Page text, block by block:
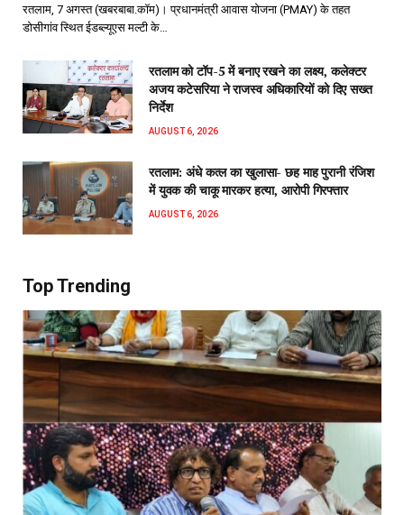
रतलाम, 7 अगस्त (खबरबाबा.कॉम)। प्रधानमंत्री आवास योजना (PMAY) के तहत
डोसीगांव स्थित ईडब्ल्यूएस मल्टी के…
रतलाम को टॉप-5 में बनाए रखने का लक्ष्य, कलेक्टर
अजय कटेसरिया ने राजस्व अधिकारियों को दिए सख्त
निर्देश
AUGUST 6, 2026
रतलाम: अंधे कत्ल का खुलासा- छह माह पुरानी रंजिश
में युवक की चाकू मारकर हत्या, आरोपी गिरफ्तार
AUGUST 6, 2026
Top Trending